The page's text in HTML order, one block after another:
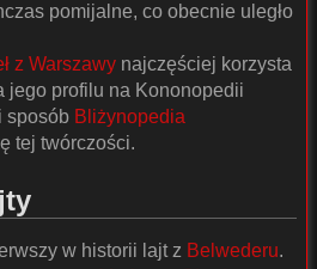
pomijalne, co obecnie uległo
z Warszawy najczęściej korzysta
jego profilu na Kononopedii
sposób Bliżynopedia
tej twórczości.
w historii lajt z Belwederu.